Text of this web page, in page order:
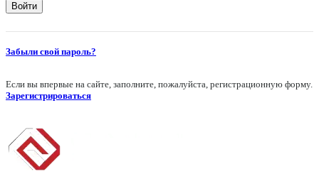
Забыли свой пароль?
Если вы впервые на сайте, заполните, пожалуйста, регистрационную форму.
Зарегистрироваться